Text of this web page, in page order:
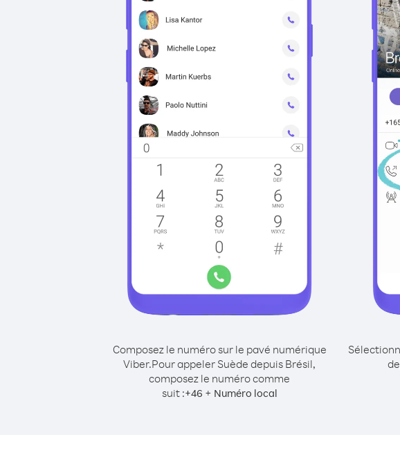
Composez le numéro sur le pavé numérique
Viber.Pour appeler Suède depuis Brésil,
composez le numéro comme
suit :+46 + Numéro local